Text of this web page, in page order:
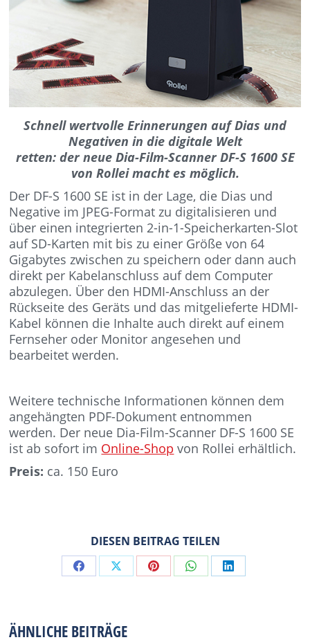
Schnell wertvolle Erinnerungen auf Dias und
Negativen in die digitale Welt
retten: der neue Dia-Film-Scanner DF-S 1600 SE
von Rollei macht es möglich.
Der DF-S 1600 SE ist in der Lage, die Dias und
Negative im JPEG-Format zu digitalisieren und
über einen integrierten 2-in-1-Speicherkarten-Slot
auf SD-Karten mit bis zu einer Größe von 64
Gigabytes zwischen zu speichern oder dann auch
direkt per Kabelanschluss auf dem Computer
abzulegen. Über den HDMI-Anschluss an der
Rückseite des Geräts und das mitgelieferte HDMI-
Kabel können die Inhalte auch direkt auf einem
Fernseher oder Monitor angesehen und
bearbeitet werden.
Weitere technische Informationen können dem
angehängten PDF-Dokument entnommen
werden. Der neue Dia-Film-Scanner DF-S 1600 SE
ist ab sofort im Online-Shop von Rollei erhältlich.
Preis: ca. 150 Euro
DIESEN BEITRAG TEILEN
Share Share Share Share Share
ÄHNLICHE BEITRÄGE